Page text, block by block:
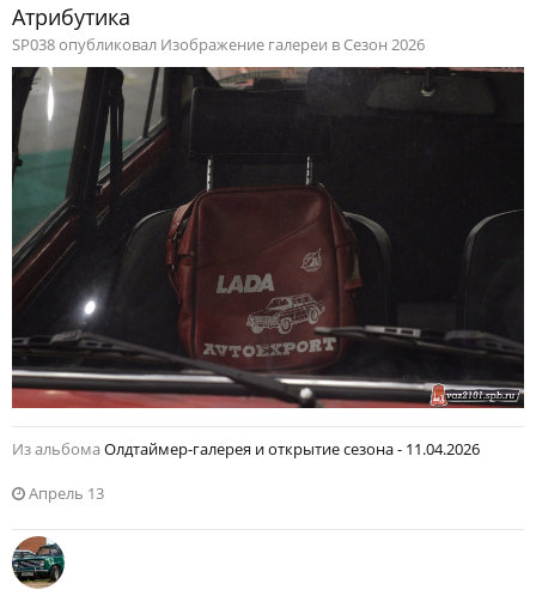
Атрибутика
SP038 опубликовал Изображение галереи в Сезон 2026
Из альбома Олдтаймер-галерея и открытие сезона - 11.04.2026
Апрель 13